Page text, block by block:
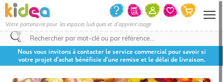
Votre partenaire pour les espaces ludiques et d'apprentissage
Nous vous invitons à contacter le service commercial pour savoir si
votre projet d’achat bénéficie d’une remise et le délai de livraison.